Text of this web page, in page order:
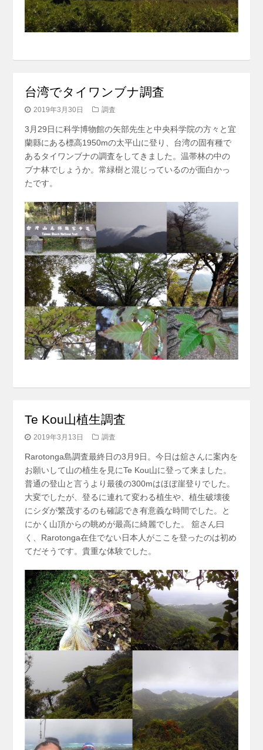
台湾でタイワンブナ調査
2019年3月30日 調査
3月29日に科学博物館の矢部先生と中央科学院の方々と宜
蘭縣にある標高1950mの太平山に登り、台湾の固有種で
あるタイワンブナの調査をしてきました。温帯林の中の
ブナ林でしょうか。常緑樹と混じっているのが面白かっ
たです。
Te Kou山植生調査
2019年3月13日 調査
Rarotonga島調査最終日の3月9日。今日は舘さんに案内を
お願いして山の植生を見にTe Kou山に登って来ました。
普通の登山と言うより最後の300mはほぼ崖登りでした。
大変でしたが、登るに連れて変わる植生や、植生破壊後
にシダが繁茂するのも確認でき有意義な時間でした。と
にかく山頂からの眺めが最高に綺麗でした。 舘さん曰
く、Rarotonga在住でない日本人がここを登ったのは初め
てだそうです。貴重な体験でした。